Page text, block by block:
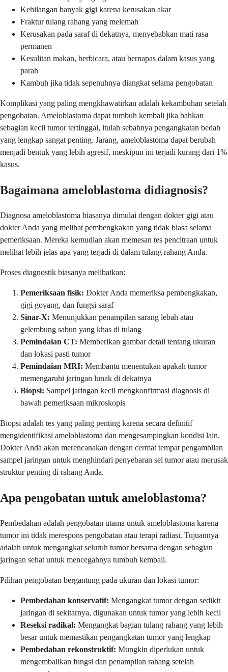
Kehilangan banyak gigi karena kerusakan akar
Fraktur tulang rahang yang melemah
Kerusakan pada saraf di dekatnya, menyebabkan mati rasa
permanen
Kesulitan makan, berbicara, atau bernapas dalam kasus yang
parah
Kambuh jika tidak sepenuhnya diangkat selama pengobatan
Komplikasi yang paling mengkhawatirkan adalah kekambuhan setelah
pengobatan. Ameloblastoma dapat tumbuh kembali jika bahkan
sebagian kecil tumor tertinggal, itulah sebabnya pengangkatan bedah
yang lengkap sangat penting. Jarang, ameloblastoma dapat berubah
menjadi bentuk yang lebih agresif, meskipun ini terjadi kurang dari 1%
kasus.
Bagaimana ameloblastoma didiagnosis?
Diagnosa ameloblastoma biasanya dimulai dengan dokter gigi atau
dokter Anda yang melihat pembengkakan yang tidak biasa selama
pemeriksaan. Mereka kemudian akan memesan tes pencitraan untuk
melihat lebih jelas apa yang terjadi di dalam tulang rahang Anda.
Proses diagnostik biasanya melibatkan:
Pemeriksaan fisik: Dokter Anda memeriksa pembengkakan,
gigi goyang, dan fungsi saraf
Sinar-X: Menunjukkan penampilan sarang lebah atau
gelembung sabun yang khas di tulang
Pemindaian CT: Memberikan gambar detail tentang ukuran
dan lokasi pasti tumor
Pemindaian MRI: Membantu menentukan apakah tumor
memengaruhi jaringan lunak di dekatnya
Biopsi: Sampel jaringan kecil mengkonfirmasi diagnosis di
bawah pemeriksaan mikroskopis
Biopsi adalah tes yang paling penting karena secara definitif
mengidentifikasi ameloblastoma dan mengesampingkan kondisi lain.
Dokter Anda akan merencanakan dengan cermat tempat pengambilan
sampel jaringan untuk menghindari penyebaran sel tumor atau merusak
struktur penting di rahang Anda.
Apa pengobatan untuk ameloblastoma?
Pembedahan adalah pengobatan utama untuk ameloblastoma karena
tumor ini tidak merespons pengobatan atau terapi radiasi. Tujuannya
adalah untuk mengangkat seluruh tumor bersama dengan sebagian
jaringan sehat untuk mencegahnya tumbuh kembali.
Pilihan pengobatan bergantung pada ukuran dan lokasi tumor:
Pembedahan konservatif: Mengangkat tumor dengan sedikit
jaringan di sekitarnya, digunakan untuk tumor yang lebih kecil
Reseksi radikal: Mengangkat bagian tulang rahang yang lebih
besar untuk memastikan pengangkatan tumor yang lengkap
Pembedahan rekonstruktif: Mungkin diperlukan untuk
mengembalikan fungsi dan penampilan rahang setelah